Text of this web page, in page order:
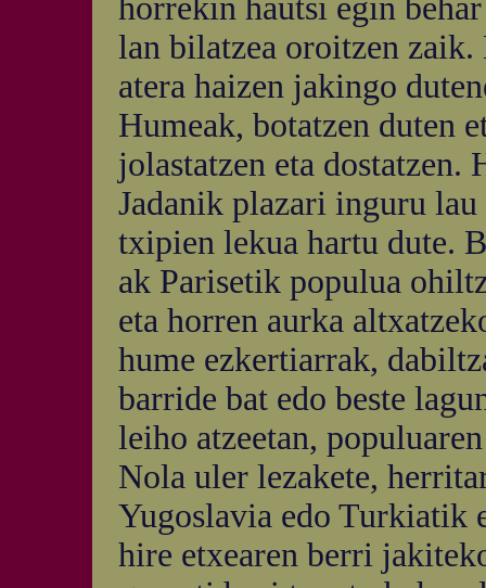
horrekin hautsi egin
lan bilatzea oroitzen
atera haizen jakingo
Humeak, botatzen duten
jolastatzen eta dostatzen.
Jadanik plazari inguru
txipien lekua hartu dute.
ak Parisetik populua
eta horren aurka
hume ezkertiarrak,
barride bat edo beste
leiho atzeetan,
Nola uler lezakete,
Yugoslavia edo Turkiatik
hire etxearen berri